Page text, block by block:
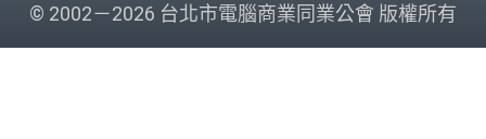
© 2002－2026 台北市電腦商業同業公會 版權所有